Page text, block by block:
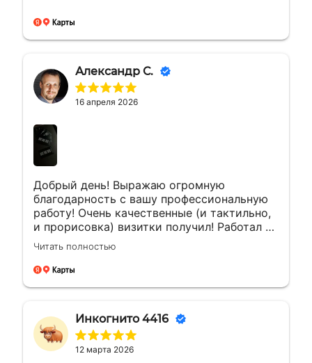
Александр С.
16 апреля 2026
Добрый день! Выражаю огромную
благодарность с вашу профессиональную
работу! Очень качественные (и тактильно,
и прорисовка) визитки получил! Работал с
менеджером Еленой. Ей отдельная
благодарность за мгновенные ответы и
полное сопровождение заказа!
Читать полностью
Инкогнито 4416
12 марта 2026